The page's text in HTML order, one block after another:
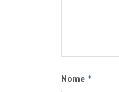
Nome *